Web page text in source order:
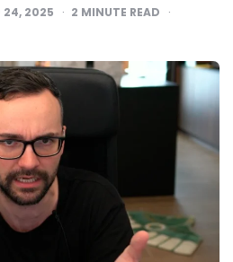
24, 2025 2 MINUTE READ